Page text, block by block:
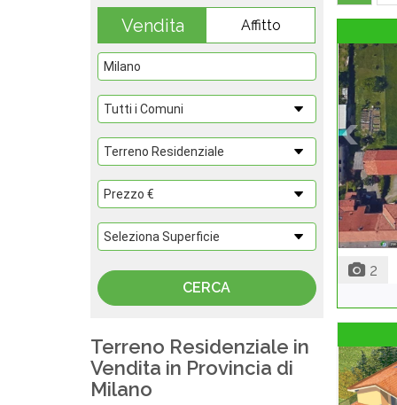
Vendita Affitto
Terreno Residenziale in
Vendita in Provincia di
Milano
2